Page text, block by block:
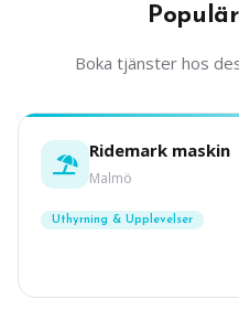
Boka tjänster hos
Ridemark maskin
Malmö
Uthyrning & Upplevelser